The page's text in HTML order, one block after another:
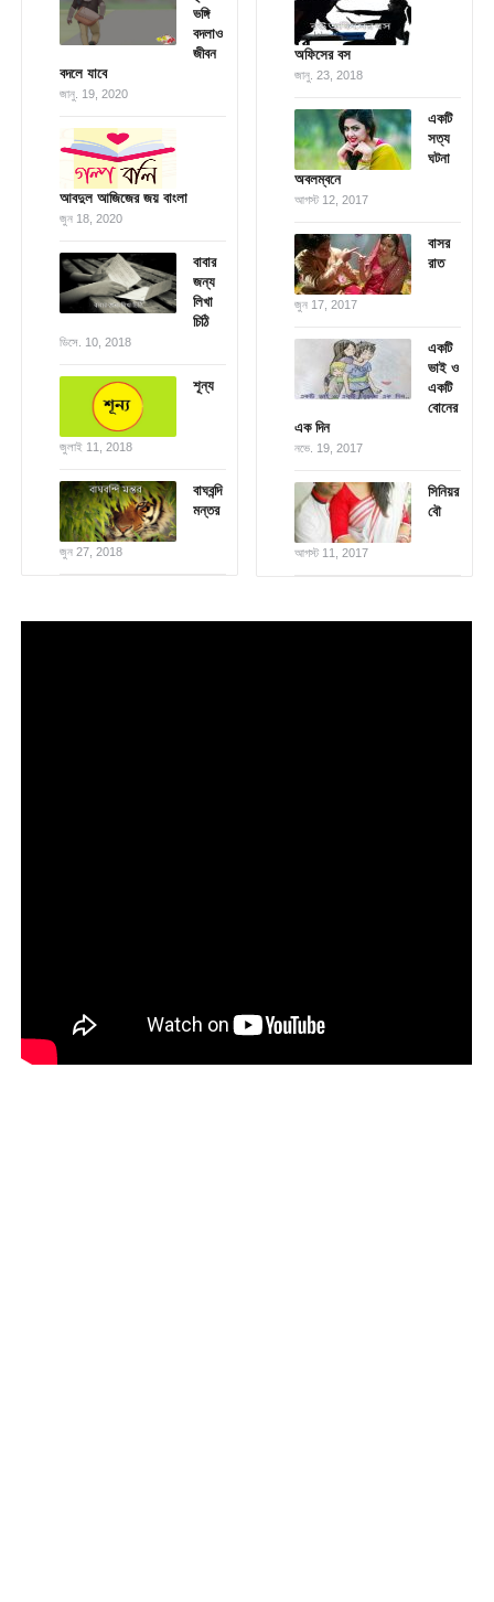
ভঙ্গি
বদলাও
জীবন
বদলে যাবে
জানু. 19, 2020
আবদুল আজিজের জয় বাংলা
জুন 18, 2020
বাবার
জন্য
লিখা
চিঠি
ডিসে. 10, 2018
শূন্য
জুলাই 11, 2018
বাঘবন্দি
মন্তর
জুন 27, 2018
অফিসের বস
জানু. 23, 2018
একটি
সত্য
ঘটনা
অবলম্বনে
আগস্ট 12, 2017
বাসর
রাত
জুন 17, 2017
একটি
ভাই ও
একটি
বোনের
এক দিন
নভে. 19, 2017
সিনিয়র
বৌ
আগস্ট 11, 2017